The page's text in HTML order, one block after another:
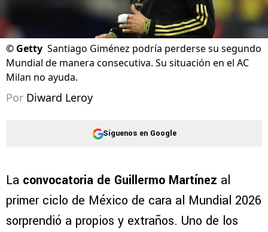
© Getty Santiago Giménez podría perderse su segundo
Mundial de manera consecutiva. Su situación en el AC
Milan no ayuda.
Por Diward Leroy
Síguenos en Google
La convocatoria de Guillermo Martínez al
primer ciclo de México de cara al Mundial 2026
sorprendió a propios y extraños. Uno de los